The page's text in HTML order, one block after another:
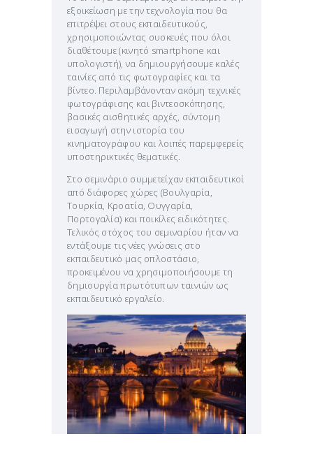
εξοικείωση με την τεχνολογία που θα
επιτρέψει στους εκπαιδευτικούς,
χρησιμοποιώντας συσκευές που όλοι
διαθέτουμε (κινητό smartphone και
υπολογιστή), να δημιουργήσουμε καλές
ταινίες από τις φωτογραφίες και τα
βίντεο. Περιλαμβάνονταν ακόμη τεχνικές
φωτογράφισης και βιντεοσκόπησης,
βασικές αισθητικές αρχές, σύντομη
εισαγωγή στην ιστορία του
κινηματογράφου και λοιπές παρεμφερείς
υποστηρικτικές θεματικές.
Στο σεμινάριο συμμετείχαν εκπαιδευτικοί
από διάφορες χώρες (Βουλγαρία,
Τουρκία, Κροατία, Ουγγαρία,
Πορτογαλία) και ποικίλες ειδικότητες.
Τελικός στόχος του σεμιναρίου ήταν να
εντάξουμε τις νέες γνώσεις στο
εκπαιδευτικό μας οπλοστάσιο,
προκειμένου να χρησιμοποιήσουμε τη
δημιουργία πρωτότυπων ταινιών ως
εκπαιδευτικό εργαλείο.